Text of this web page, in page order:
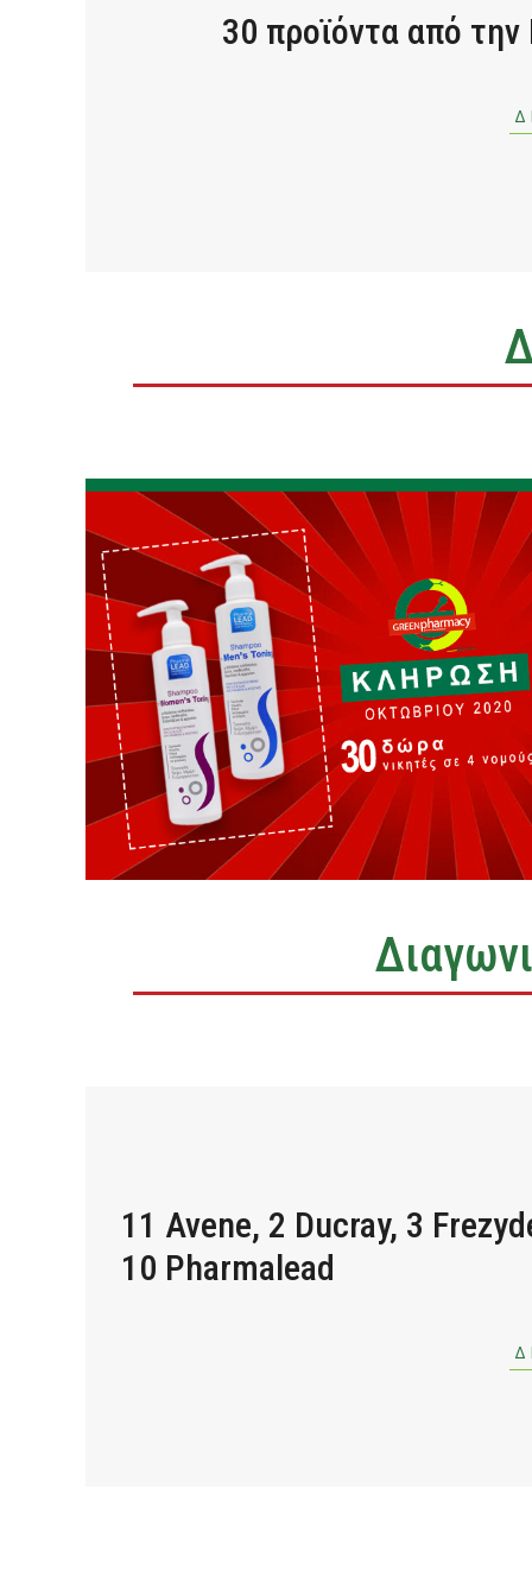
30 προϊόντα από
11 Avene, 2 Ducray, 3
10 Pharmalead